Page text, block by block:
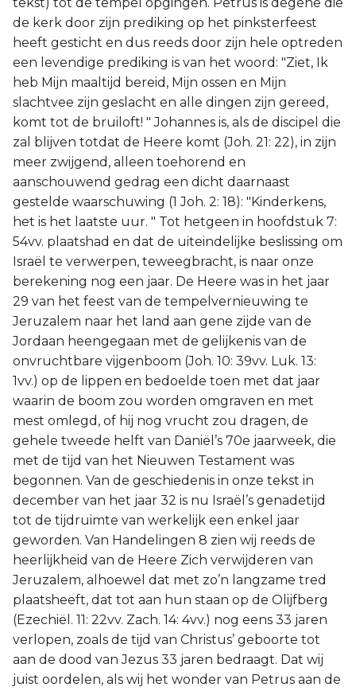
de kerk door zijn prediking op het pinksterfeest
heeft gesticht en dus reeds door zijn hele optreden
een levendige prediking is van het woord: "Ziet, Ik
heb Mijn maaltijd bereid, Mijn ossen en Mijn
slachtvee zijn geslacht en alle dingen zijn gereed,
komt tot de bruiloft! " Johannes is, als de discipel die
zal blijven totdat de Heere komt (Joh. 21: 22), in zijn
meer zwijgend, alleen toehorend en
aanschouwend gedrag een dicht daarnaast
gestelde waarschuwing (1 Joh. 2: 18): "Kinderkens,
het is het laatste uur. " Tot hetgeen in hoofdstuk 7:
54vv. plaatshad en dat de uiteindelijke beslissing om
Israël te verwerpen, teweegbracht, is naar onze
berekening nog een jaar. De Heere was in het jaar
29 van het feest van de tempelvernieuwing te
Jeruzalem naar het land aan gene zijde van de
Jordaan heengegaan met de gelijkenis van de
onvruchtbare vijgenboom (Joh. 10: 39vv. Luk. 13:
1vv.) op de lippen en bedoelde toen met dat jaar
waarin de boom zou worden omgraven en met
mest omlegd, of hij nog vrucht zou dragen, de
gehele tweede helft van Daniël’s 70e jaarweek, die
met de tijd van het Nieuwen Testament was
begonnen. Van de geschiedenis in onze tekst in
december van het jaar 32 is nu Israël’s genadetijd
tot de tijdruimte van werkelijk een enkel jaar
geworden. Van Handelingen 8 zien wij reeds de
heerlijkheid van de Heere Zich verwijderen van
Jeruzalem, alhoewel dat met zo’n langzame tred
plaatsheeft, dat tot aan hun staan op de Olijfberg
(Ezechiël. 11: 22vv. Zach. 14: 4vv.) nog eens 33 jaren
verlopen, zoals de tijd van Christus’ geboorte tot
aan de dood van Jezus 33 jaren bedraagt. Dat wij
juist oordelen, als wij het wonder van Petrus aan de